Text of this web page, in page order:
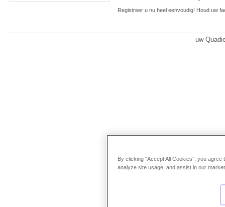
Registreer u nu heel eenvoudig! Houd uw
uw
By clicking “Accept All Cookies”, you
analyze site usage, and assist in our